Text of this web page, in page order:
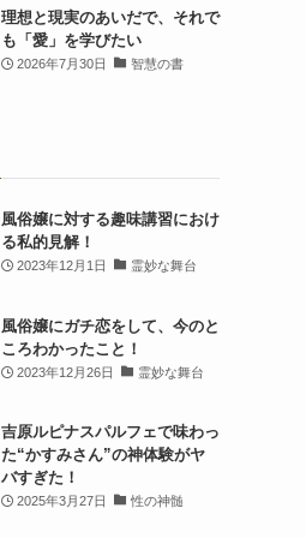
理想と現実のあいだで、それで
も「愛」を学びたい
2026年7月30日 智慧の書
風俗嬢に対する趣味講習におけ
る私的見解！
2023年12月1日 霊妙な舞台
風俗嬢にガチ恋をして、今のと
ころわかったこと！
2023年12月26日 霊妙な舞台
吉原ルピナスパルフェで味わっ
た“かすみさん”の神体験がヤ
バすぎた！
2025年3月27日 性の神髄